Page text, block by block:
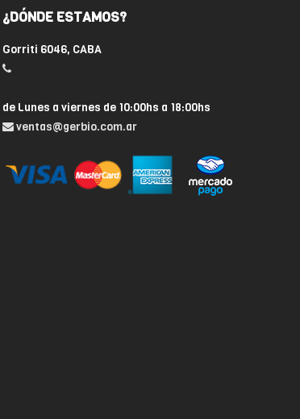
¿DÓNDE ESTAMOS?
Gorriti 6046, CABA
de Lunes a viernes de 10:00hs a 18:00hs
ventas@gerbio.com.ar